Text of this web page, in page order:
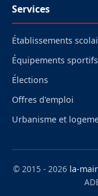
Services
Établissements
Équipements sportifs
Élections
Offres d'emploi
Urbanisme et
© 2015 - 2026 la-